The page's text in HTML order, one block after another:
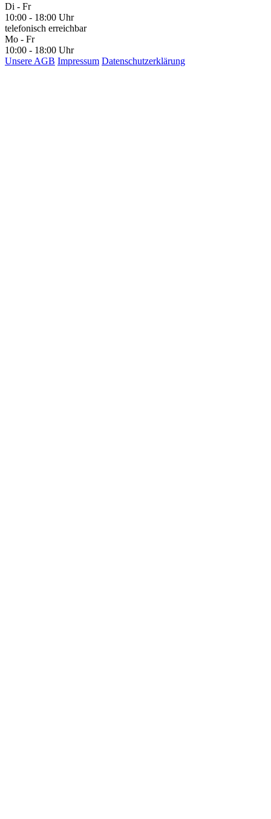
Di - Fr
10:00 - 18:00 Uhr
telefonisch erreichbar
Mo - Fr
10:00 - 18:00 Uhr
Unsere AGB Impressum Datenschutzerklärung